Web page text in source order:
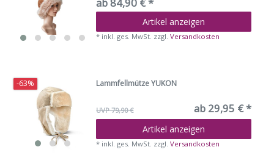
ab 84,90 € *
Artikel anzeigen
* inkl. ges. MwSt. zzgl.Versandkosten
-63% Lammfellmütze YUKON
UVP 79,90 € ab 29,95 € *
Artikel anzeigen
* inkl. ges. MwSt. zzgl.Versandkosten